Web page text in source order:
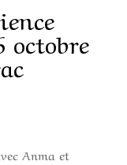
octobre
Anma et